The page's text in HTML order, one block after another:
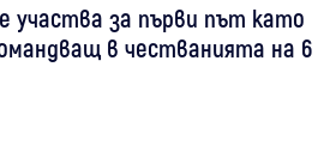
участва за първи път като
в честванията на 6